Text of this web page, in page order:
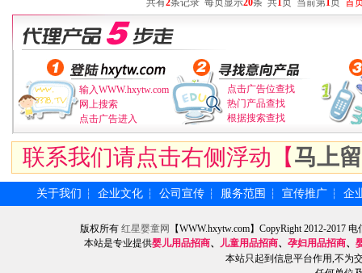
共有2条记录 每页显示20条 共1页 当前第1页 首
输入WWW.hxytw.com
网上搜索
点击广告进入
点击广告位查找
热门产品查找
根据搜索查找
联系我们请点击右侧浮动【马上
关于我们 ┆ 企业文化 ┆ 公司宣传 ┆ 服务范围 ┆ 宣传推广 ┆ 企
版权所有 红星婴童网
【WWW.hxytw.com】CopyRight 2012-2017
本站是专业提供婴儿用品招商、 儿童用品招商、 孕妇用品招商、
本站只起到信息平台作用,不为